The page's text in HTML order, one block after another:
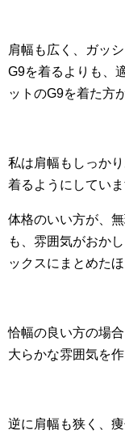
肩幅も広く、ガッ
G9を着るよりも、
ットのG9を着た方
私は肩幅もしっか
着るようにしていま
体格のいい方が、
も、雰囲気がおか
ックスにまとめた
恰幅の良い方の場
大らかな雰囲気を
逆に肩幅も狭く、